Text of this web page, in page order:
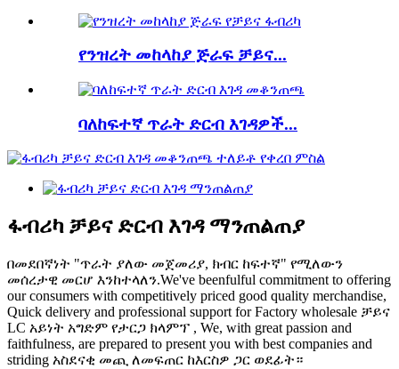
የንዝረት መከላከያ ጅራፍ ቻይና...
ባለከፍተኛ ጥራት ድርብ እገዳዎች...
ፋብሪካ ቻይና ድርብ እገዳ ማንጠልጠያ
በመደበኛነት "ጥራት ያለው መጀመሪያ, ክብር ከፍተኛ" የሚለውን
መሰረታዊ መርሆ እንከተላለን.We've beenfulful commitment to offering
our consumers with competitively priced good quality merchandise,
Quick delivery and professional support for Factory wholesale ቻይና
LC አይነት አግድም የታርጋ ክላምፕ , We, with great passion and
faithfulness, are prepared to present you with best companies and
striding አስደናቂ መጪ ለመፍጠር ከእርስዎ ጋር ወደፊት።